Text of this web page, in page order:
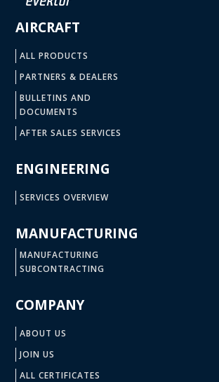
AIRCRAFT
ALL PRODUCTS
PARTNERS & DEALERS
BULLETINS AND
DOCUMENTS
AFTER SALES SERVICES
ENGINEERING
SERVICES OVERVIEW
MANUFACTURING
MANUFACTURING
SUBCONTRACTING
COMPANY
ABOUT US
JOIN US
ALL CERTIFICATES